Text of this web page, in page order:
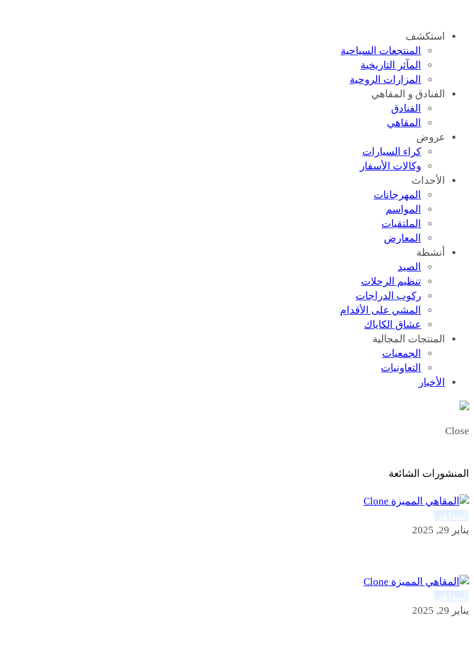
استكشف
المنتجعات السياحية
المآثر التاريخية
المزارات الروحية
الفنادق و المقاهي
الفنادق
المقاهي
عروض
كراء السيارات
وكالات الأسفار
الأحداث
المهرجانات
المواسم
الملتقيات
المعارض
أنشطة
الصيد
تنظيم الرحلات
ركوب الدراجات
المشي على الأقدام
عشاق الكاياك
المنتجات المجالية
الجمعيات
التعاونيات
الأخبار
Close
المنشورات الشائعة
المقاهي
يناير 29, 2025
المقاهي
يناير 29, 2025